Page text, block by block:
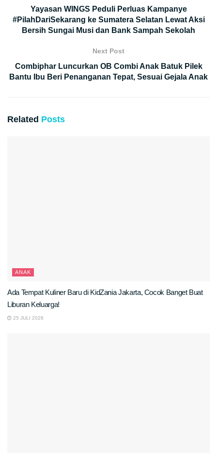
Yayasan WINGS Peduli Perluas Kampanye
#PilahDariSekarang ke Sumatera Selatan Lewat Aksi
Bersih Sungai Musi dan Bank Sampah Sekolah
Next Post
Combiphar Luncurkan OB Combi Anak Batuk Pilek
Bantu Ibu Beri Penanganan Tepat, Sesuai Gejala Anak
Related Posts
ANAK
Ada Tempat Kuliner Baru di KidZania Jakarta, Cocok Banget Buat
Liburan Keluarga!
25 JULI 2026